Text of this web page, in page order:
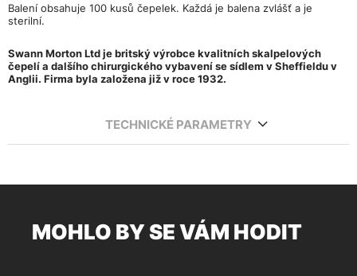
Balení obsahuje 100 kusů čepelek. Každá je balena zvlášť a je
sterilní.
Swann Morton Ltd je britský výrobce kvalitních skalpelových
čepelí a dalšího chirurgického vybavení se sídlem v Sheffieldu v
Anglii. Firma byla založena již v roce 1932.
TECHNICKÉ PARAMETRY
MOHLO BY SE VÁM HODIT